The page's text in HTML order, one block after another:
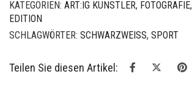
KATEGORIEN: ART:IG KÜNSTLER, FOTOGRAFIE,
EDITION
SCHLAGWÖRTER: SCHWARZWEISS, SPORT
Teilen Sie diesen Artikel: